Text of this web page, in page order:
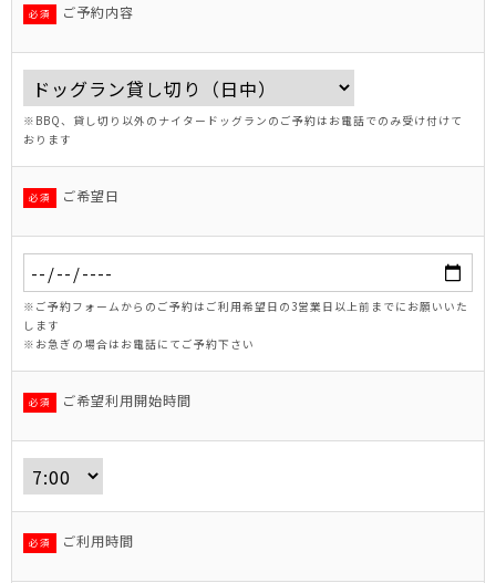
必須 ご予約内容
※BBQ、貸し切り以外のナイタードッグランのご予約はお電話でのみ受け付けて
おります
必須 ご希望日
※ご予約フォームからのご予約はご利用希望日の3営業日以上前までにお願いいた
します
※お急ぎの場合はお電話にてご予約下さい
必須 ご希望利用開始時間
必須 ご利用時間